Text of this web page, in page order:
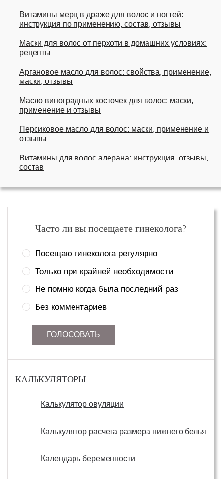
Витамины мерц в драже для волос и ногтей:
инструкция по применению, состав, отзывы
Маски для волос от перхоти в домашних условиях:
рецепты
Аргановое масло для волос: свойства, применение,
маски, отзывы
Масло виноградных косточек для волос: маски,
применение и отзывы
Персиковое масло для волос: маски, применение и
отзывы
Витамины для волос алерана: инструкция, отзывы,
состав
Часто ли вы посещаете гинеколога?
Посещаю гинеколога регулярно
Только при крайней необходимости
Не помню когда была последний раз
Без комментариев
ГОЛОСОВАТЬ
КАЛЬКУЛЯТОРЫ
Калькулятор овуляции
Калькулятор расчета размера нижнего белья
Календарь беременности